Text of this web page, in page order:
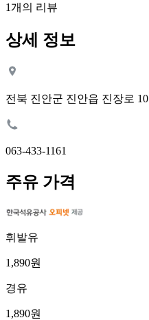
1개의 리뷰
상세 정보
전북 진안군 진안읍 진장로 10
063-433-1161
주유 가격
휘발유
1,890원
경유
1,890원